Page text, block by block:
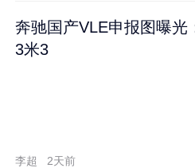
奔驰国产VLE申报图曝光
3米3
李超 2天前